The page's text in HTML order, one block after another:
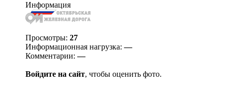
Информация
Просмотры: 27
Информационная нагрузка:—
Комментарии:—
Войдите на сайт, чтобы оценить фото.